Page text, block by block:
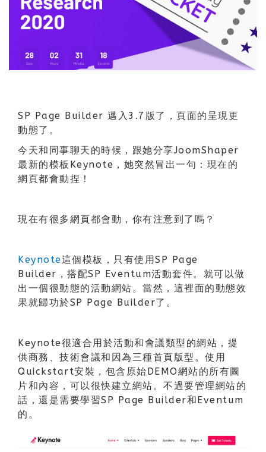
SP Page Builder 邁入3.7版了，頁面的呈現更
動態了。
今天和同事聊天的時候，跟她分享JoomShaper
最新的模板Keynote，她突然冒出一句：現在的
網頁都會動捏！
現在有很多網頁都會動，你有注意到了嗎？
Keynote這個模板，只有使用SP Page
Builder，搭配SP Eventum活動套件。就可以做
出一個很動態的活動網站。當然，這裡面的動態效
果就歸功於SP Page Builder了。
Keynote很適合用於活動和會議類型的網站，提
供商務、技術會議和因為三種首頁版型。使用
Quickstart安裝，包含原始DEMO網站的所有圖
片和內容，可以很快建立網站。不過要管理網站的
話，還是需要學習SP Page Builder和Eventum
的。